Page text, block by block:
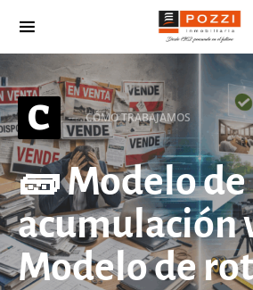
Search for:
C CÓMO TRABAJAMOS
🧱 Modelo de
acumulación
Modelo de